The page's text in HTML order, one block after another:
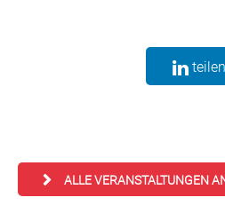
teilen
ALLE VERANSTALTUNGEN